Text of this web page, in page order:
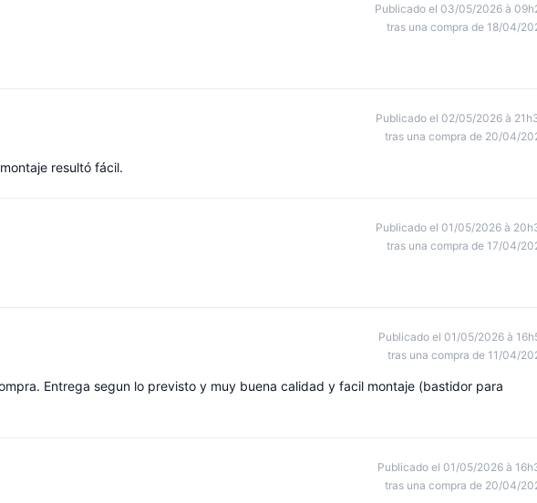
Publicado el 03/05/2026 à
tras una compra de 18/04/
Publicado el 02/05/2026 à
tras una compra de 20/04/
resultó fácil.
Publicado el 01/05/2026 à
tras una compra de 17/04/
Publicado el 01/05/2026 à
tras una compra de 11/04/
Entrega segun lo previsto y muy buena calidad y facil montaje (bastidor para
Publicado el 01/05/2026 à
tras una compra de 20/04/